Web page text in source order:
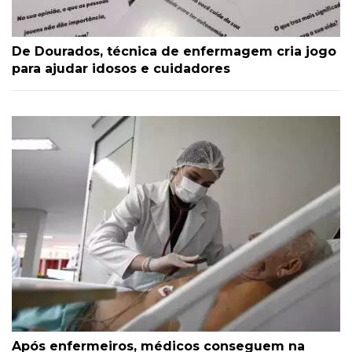
De Dourados, técnica de enfermagem cria jogo
para ajudar idosos e cuidadores
Após enfermeiros, médicos conseguem na